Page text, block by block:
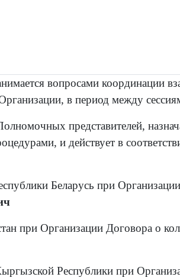
вопросами координации
в период между
представителей,
и действует в
Беларусь при
при Организации Договора о
Республики при